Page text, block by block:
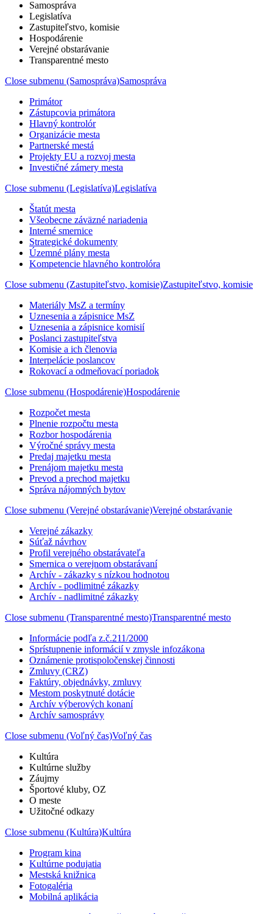
Samospráva
Legislatíva
Zastupiteľstvo, komisie
Hospodárenie
Verejné obstarávanie
Transparentné mesto
Close submenu (Samospráva)Samospráva
Primátor
Zástupcovia primátora
Hlavný kontrolór
Organizácie mesta
Partnerské mestá
Projekty EU a rozvoj mesta
Investičné zámery mesta
Close submenu (Legislatíva)Legislatíva
Štatút mesta
Všeobecne záväzné nariadenia
Interné smernice
Strategické dokumenty
Územné plány mesta
Kompetencie hlavného kontrolóra
Close submenu (Zastupiteľstvo, komisie)Zastupiteľstvo, komisie
Materiály MsZ a termíny
Uznesenia a zápisnice MsZ
Uznesenia a zápisnice komisií
Poslanci zastupiteľstva
Komisie a ich členovia
Interpelácie poslancov
Rokovací a odmeňovací poriadok
Close submenu (Hospodárenie)Hospodárenie
Rozpočet mesta
Plnenie rozpočtu mesta
Rozbor hospodárenia
Výročné správy mesta
Predaj majetku mesta
Prenájom majetku mesta
Prevod a prechod majetku
Správa nájomných bytov
Close submenu (Verejné obstarávanie)Verejné obstarávanie
Verejné zákazky
Súťaž návrhov
Profil verejného obstarávateľa
Smernica o verejnom obstarávaní
Archív - zákazky s nízkou hodnotou
Archív - podlimitné zákazky
Archív - nadlimitné zákazky
Close submenu (Transparentné mesto)Transparentné mesto
Informácie podľa z.č.211/2000
Sprístupnenie informácií v zmysle infozákona
Oznámenie protispoločenskej činnosti
Zmluvy (CRZ)
Faktúry, objednávky, zmluvy
Mestom poskytnuté dotácie
Archív výberových konaní
Archív samosprávy
Close submenu (Voľný čas)Voľný čas
Kultúra
Kultúrne služby
Záujmy
Športové kluby, OZ
O meste
Užitočné odkazy
Close submenu (Kultúra)Kultúra
Program kina
Kultúrne podujatia
Mestská knižnica
Fotogaléria
Mobilná aplikácia